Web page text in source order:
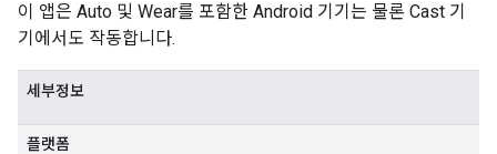
이 앱은 Auto 및 Wear를 포함한 Android 기기는 물론 Cast 기
기에서도 작동합니다.
세부정보
플랫폼